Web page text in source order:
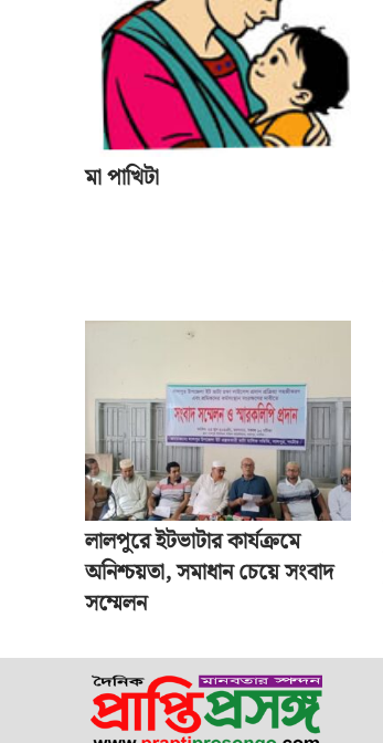
মা পাখিটা
লালপুরে ইটভাটার কার্যক্রমে
অনিশ্চয়তা, সমাধান চেয়ে সংবাদ
সম্মেলন